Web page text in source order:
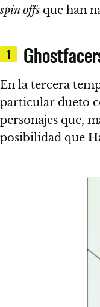
spin offs que han
1
En la tercera
particular dueto
personajes que,
posibilidad que